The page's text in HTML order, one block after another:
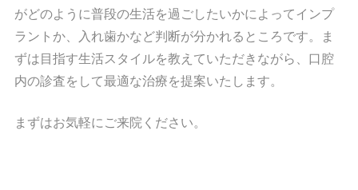
がどのように普段の生活を過ごしたいかによってインプ
ラントか、入れ歯かなど判断が分かれるところです。ま
ずは目指す生活スタイルを教えていただきながら、口腔
内の診査をして最適な治療を提案いたします。
まずはお気軽にご来院ください。